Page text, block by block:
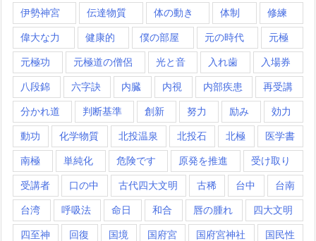
伊勢神宮 伝達物質 体の動き 体制 修練
偉大な力 健康的 僕の部屋 元の時代 元極
元極功 元極道の僧侶 光と音 入れ歯 入場券
八段錦 六字訣 内臓 内視 内部疾患 再受講
分かれ道 判断基準 創新 努力 励み 効力
動功 化学物質 北投温泉 北投石 北極 医学書
南極 単純化 危険です 原発を推進 受け取り
受講者 口の中 古代四大文明 古稀 台中 台南
台湾 呼吸法 命日 和合 唇の腫れ 四大文明
四至神 回復 国境 国府宮 国府宮神社 国民性